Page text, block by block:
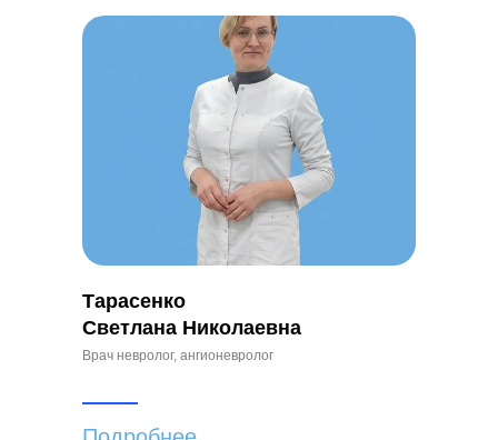
Тарасенко
Светлана Николаевна
Врач невролог, ангионевролог